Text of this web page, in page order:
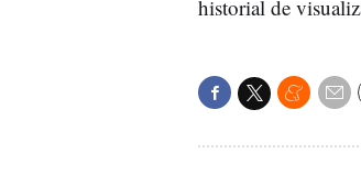
historial de